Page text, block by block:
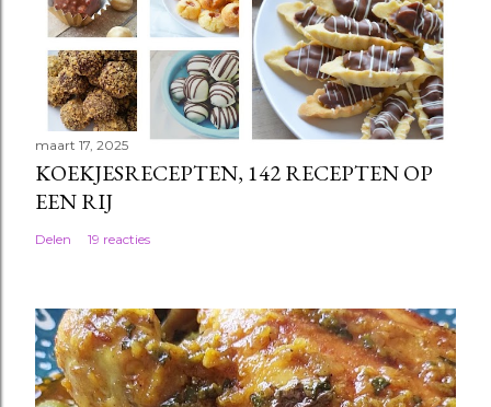
maart 17, 2025
KOEKJESRECEPTEN, 142 RECEPTEN OP
EEN RIJ
Delen 19 reacties